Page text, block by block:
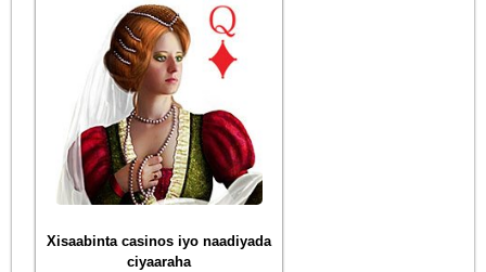
Xisaabinta casinos iyo naadiyada
ciyaaraha